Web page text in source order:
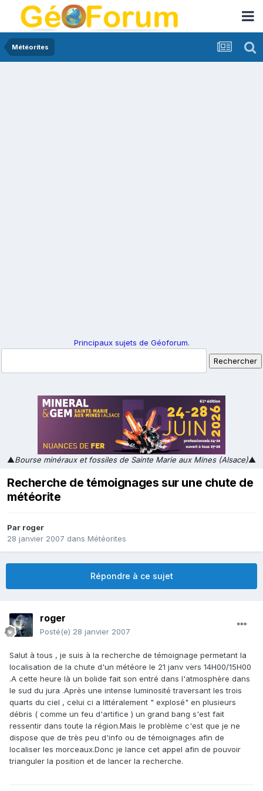
Météorites
Principaux sujets de Géoforum.
▲Bourse minéraux et fossiles de Sainte Marie aux Mines (Alsace)▲
Recherche de témoignages sur une chute de
météorite
Par roger
28 janvier 2007 dans Météorites
Répondre à ce sujet
roger
Posté(e) 28 janvier 2007
Salut à tous , je suis à la recherche de témoignage permetant la
localisation de la chute d'un météore le 21 janv vers 14H00/15H00
.A cette heure là un bolide fait son entré dans l'atmosphère dans
le sud du jura .Après une intense luminosité traversant les trois
quarts du ciel , celui ci a littéralement " explosé" en plusieurs
débris ( comme un feu d'artifice ) un grand bang s'est fait
ressentir dans toute la région.Mais le problème c'est que je ne
dispose que de très peu d'info ou de témoignages afin de
localiser les morceaux.Donc je lance cet appel afin de pouvoir
trianguler la position et de lancer la recherche.